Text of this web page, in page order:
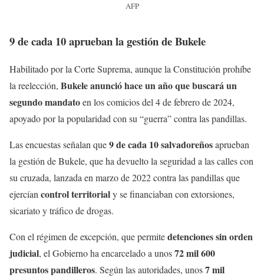
AFP
9 de cada 10 aprueban la gestión de Bukele
Habilitado por la Corte Suprema, aunque la Constitución prohíbe
la reelección, Bukele anunció hace un año que buscará un
segundo mandatoen los comicios del 4 de febrero de 2024,
apoyado por la popularidad con su “guerra” contra las pandillas.
Las encuestas señalan que9 de cada 10 salvadoreñosaprueban
la gestión de Bukele, que ha devuelto la seguridad a las calles con
su cruzada, lanzada en marzo de 2022 contra las pandillas que
ejercían control territorialy se financiaban con extorsiones,
sicariato y tráfico de drogas.
Con el régimen de excepción, que permitedetenciones sin orden
judicial, el Gobierno ha encarcelado a unos72 mil 600
presuntos pandilleros. Según las autoridades, unos7 mil